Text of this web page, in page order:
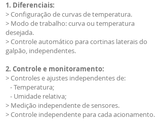
1. Diferenciais:
> Configuração de curvas de temperatura.
> Modo de trabalho: curva ou temperatura
desejada.
> Controle automático para cortinas laterais do
galpão, independentes.
2. Controle e monitoramento:
> Controles e ajustes independentes de:
- Temperatura;
- Umidade relativa;
> Medição independente de sensores.
> Controle independente para cada acionamento.